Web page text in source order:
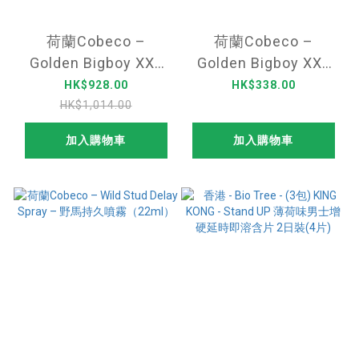
荷蘭Cobeco –
Golden Bigboy XXL
Cream黃金勃起增大
乳霜 – 50ml (3支裝)
HK$928.00
HK$1,014.00
加入購物車
荷蘭Cobeco –
Golden Bigboy XXL
Cream黃金勃起增大
HK$338.00
加入購物車